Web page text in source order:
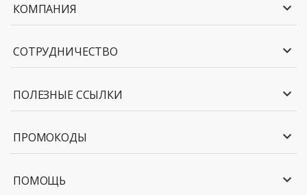
КОМПАНИЯ
СОТРУДНИЧЕСТВО
ПОЛЕЗНЫЕ ССЫЛКИ
ПРОМОКОДЫ
ПОМОЩЬ